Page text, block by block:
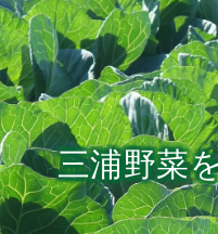
三浦野菜